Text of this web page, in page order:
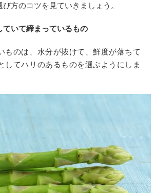
方のコツを見ていきましょう。
いて締まっているもの
ものは、水分が抜けて、鮮度が落ちて
してハリのあるものを選ぶようにしま